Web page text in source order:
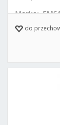
Marka:
do